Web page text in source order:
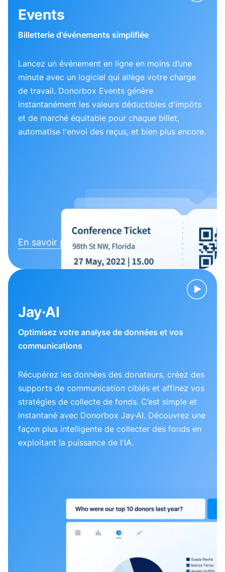
Events
Billetterie d'événements simplifiée
Lancez un événement en ligne en moins d’une
minute avec un logiciel qui allège votre charge
de travail. Donorbox Events génère
instantanément les valeurs déductibles d'impôts
et de marché équitable pour chaque billet,
automatise l'envoi des reçus, et bien plus encore.
En savoir plus
Jay·AI
Optimisez votre analyse de données et vos
communications
Récupérez les données des donateurs, créez des
supports de communication ciblés et affinez vos
stratégies de collecte de fonds. C’est simple et
instantané avec Donorbox Jay·AI. Découvrez une
façon plus intelligente de collecter des fonds en
exploitant la puissance de l'IA.